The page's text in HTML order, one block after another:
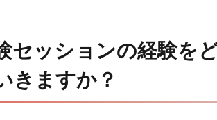
セッションの経験を
きますか？